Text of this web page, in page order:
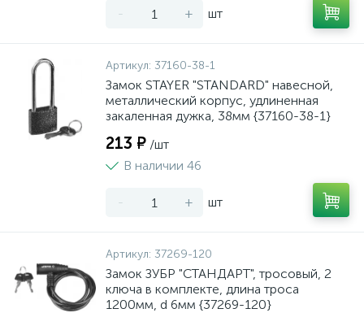
- + шт
Артикул: 37160-38-1
Замок STAYER "STANDARD" навесной,
металлический корпус, удлиненная
закаленная дужка, 38мм {37160-38-1}
213 ₽ /шт
В наличии 46
- + шт
Артикул: 37269-120
Замок ЗУБР "СТАНДАРТ", тросовый, 2
ключа в комплекте, длина троса
1200мм, d 6мм {37269-120}